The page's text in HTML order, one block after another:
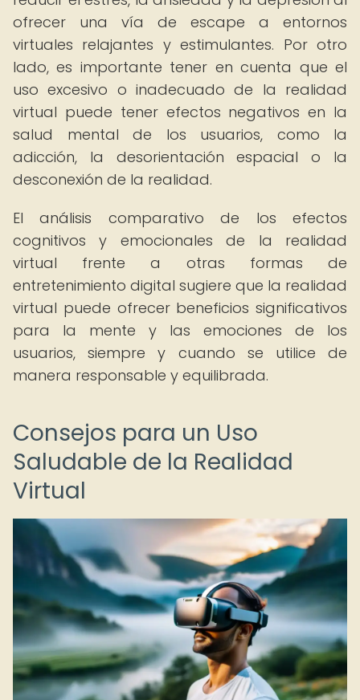
ofrecer una vía de escape a entornos
virtuales relajantes y estimulantes. Por otro
lado, es importante tener en cuenta que el
uso excesivo o inadecuado de la realidad
virtual puede tener efectos negativos en la
salud mental de los usuarios, como la
adicción, la desorientación espacial o la
desconexión de la realidad.
El análisis comparativo de los efectos
cognitivos y emocionales de la realidad
virtual frente a otras formas de
entretenimiento digital sugiere que la realidad
virtual puede ofrecer beneficios significativos
para la mente y las emociones de los
usuarios, siempre y cuando se utilice de
manera responsable y equilibrada.
Consejos para un Uso
Saludable de la Realidad
Virtual